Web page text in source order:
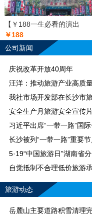
【￥188一生必看的演出
￥188
公司新闻
庆祝改革开放40周年
汪洋：推动旅游产业高质
我社市场开发部在长沙市
安全生产月旅游安全宣传
习近平出席“一带一路”国
长沙被列“一带一路”重要
5·19“中国旅游日”湖南省
自觉抵制不合理低价旅游
旅游动态
岳麓山主要道路积雪清理